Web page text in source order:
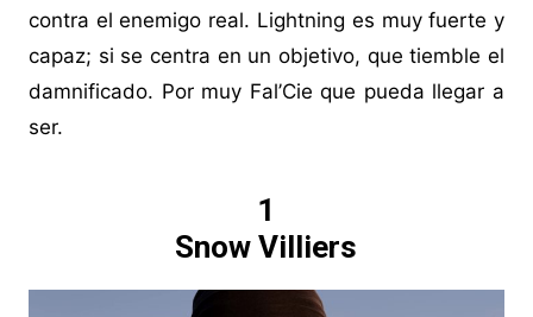
contra el enemigo real. Lightning es muy fuerte y
capaz; si se centra en un objetivo, que tiemble el
damnificado. Por muy Fal’Cie que pueda llegar a
ser.
1
Snow Villiers